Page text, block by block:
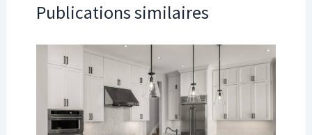
Publications similaires